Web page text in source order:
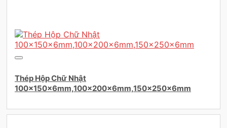
Thép Hộp Chữ Nhật
100×150x6mm,100×200x6mm,150×250x6mm